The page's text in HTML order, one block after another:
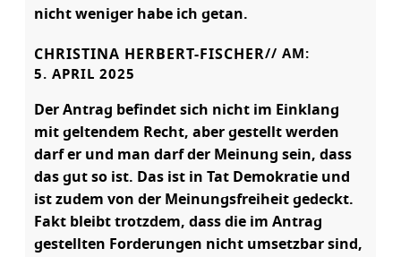
nicht weniger habe ich getan.
CHRISTINA HERBERT-FISCHER// AM:
5. APRIL 2025
Der Antrag befindet sich nicht im Einklang
mit geltendem Recht, aber gestellt werden
darf er und man darf der Meinung sein, dass
das gut so ist. Das ist in Tat Demokratie und
ist zudem von der Meinungsfreiheit gedeckt.
Fakt bleibt trotzdem, dass die im Antrag
gestellten Forderungen nicht umsetzbar sind,